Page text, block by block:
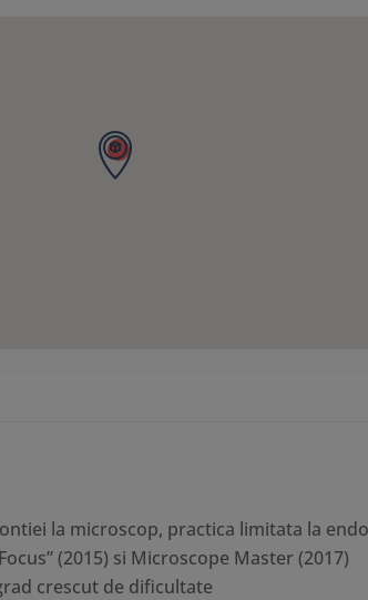
la microscop, practica limitata la
(2015) si Microscope Master (2017)
crescut de dificultate